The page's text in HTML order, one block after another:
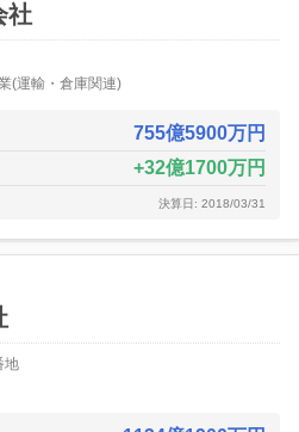
社
(運輸・倉庫関連)
755億5900万円
32億1700万円
決算日: 2018/03/31
地